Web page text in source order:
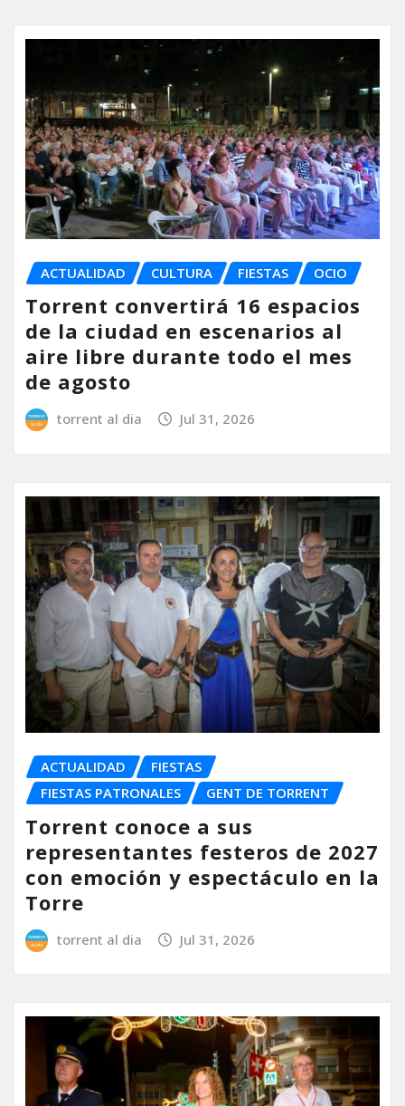
ACTUALIDAD CULTURA FIESTAS OCIO
Torrent convertirá 16 espacios
de la ciudad en escenarios al
aire libre durante todo el mes
de agosto
torrent al dia Jul 31, 2026
ACTUALIDAD
FIESTAS
FIESTAS PATRONALES
GENT DE TORRENT
Torrent conoce a sus
representantes festeros de 2027
con emoción y espectáculo en la
Torre
torrent al dia Jul 31, 2026